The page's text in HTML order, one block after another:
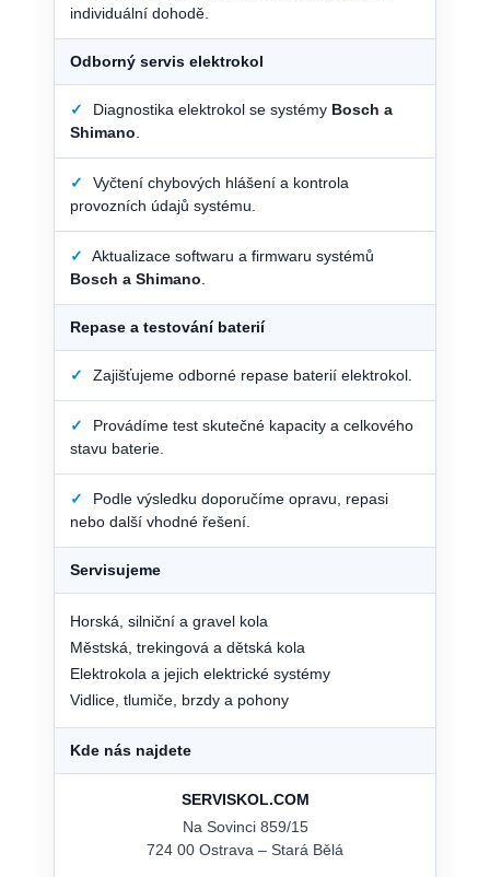
individuální dohodě.
Odborný servis elektrokol
✓ Diagnostika elektrokol se systémy Bosch a
Shimano
✓
Vyčtení chybových hlášení a kontrola
provozních údajů systému.
✓
Aktualizace softwaru a firmwaru systémů
Bosch a Shimano
Repase a testování baterií
✓ Zajišťujeme odborné repase baterií elektrokol.
✓
Provádíme test skutečné kapacity a celkového
stavu baterie.
✓
Podle výsledku doporučíme opravu, repasi
nebo další vhodné řešení.
Servisujeme
Horská, silniční a gravel kola
Městská, trekingová a dětská kola
Elektrokola a jejich elektrické systémy
Vidlice, tlumiče, brzdy a pohony
Kde nás najdete
SERVISKOL.COM
Na Sovinci 859/15
724 00 Ostrava – Stará Bělá